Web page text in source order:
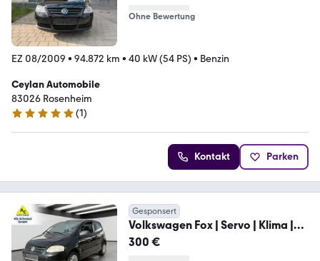
Ohne Bewertung
EZ 08/2009 • 94.872 km • 40 kW (54 PS) • Benzin
Ceylan Automobile
83026 Rosenheim
5 Sterne
(1)
Kontakt Parken
Gesponsert
Volkswagen Fox | Servo | Klima |
EU4
300 €